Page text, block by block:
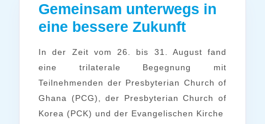
Gemeinsam unterwegs in
eine bessere Zukunft
in
eine
bessere
Zukunft
In der Zeit vom 26. bis 31. August fand
eine trilaterale Begegnung mit
Teilnehmenden der Presbyterian Church of
Ghana (PCG), der Presbyterian Church of
Korea (PCK) und der Evangelischen Kirche